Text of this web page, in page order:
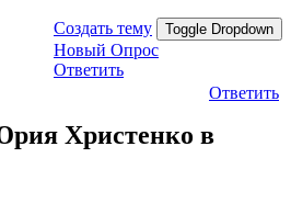
Создать тему Toggle Dropdown
Новый Опрос
Ответить
Ответить
Христенко в